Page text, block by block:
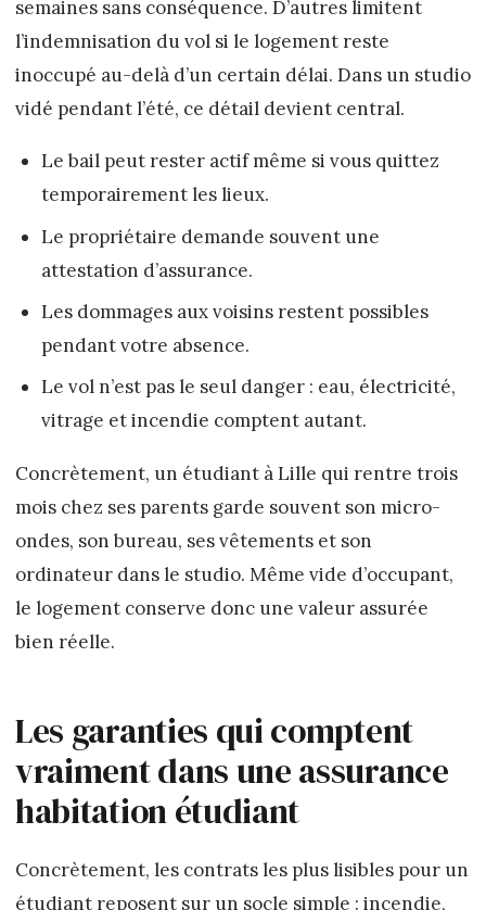
semaines sans conséquence. D’autres limitent
l’indemnisation du vol si le logement reste
inoccupé au-delà d’un certain délai. Dans un studio
vidé pendant l’été, ce détail devient central.
Le bail peut rester actif même si vous quittez
temporairement les lieux.
Le propriétaire demande souvent une
attestation d’assurance.
Les dommages aux voisins restent possibles
pendant votre absence.
Le vol n’est pas le seul danger : eau, électricité,
vitrage et incendie comptent autant.
Concrètement, un étudiant à Lille qui rentre trois
mois chez ses parents garde souvent son micro-
ondes, son bureau, ses vêtements et son
ordinateur dans le studio. Même vide d’occupant,
le logement conserve donc une valeur assurée
bien réelle.
Les garanties qui comptent
vraiment dans une assurance
habitation étudiant
Concrètement, les contrats les plus lisibles pour un
étudiant reposent sur un socle simple : incendie,